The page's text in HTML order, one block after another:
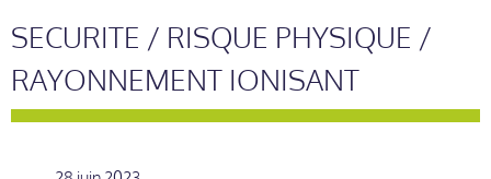
SECURITE / RISQUE PHYSIQUE /
RAYONNEMENT IONISANT